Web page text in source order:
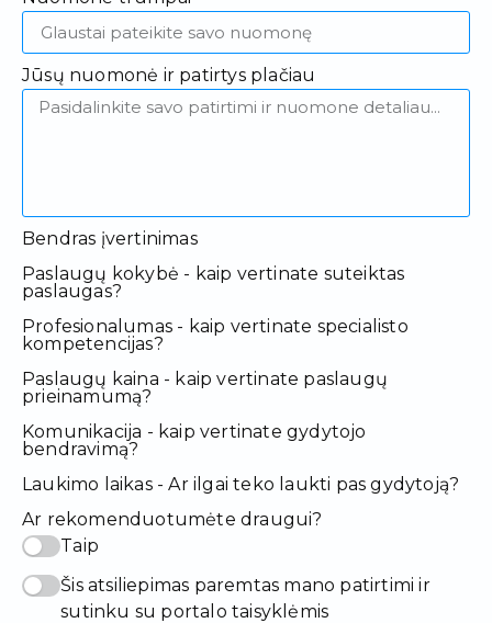
Jūsų nuomonė ir patirtys plačiau
Bendras įvertinimas
Paslaugų kokybė - kaip vertinate suteiktas
paslaugas?
Profesionalumas - kaip vertinate specialisto
kompetencijas?
Paslaugų kaina - kaip vertinate paslaugų
prieinamumą?
Komunikacija - kaip vertinate gydytojo
bendravimą?
Laukimo laikas - Ar ilgai teko laukti pas gydytoją?
Ar rekomenduotumėte draugui?
Taip
Šis atsiliepimas paremtas mano patirtimi ir
sutinku su portalo taisyklėmis